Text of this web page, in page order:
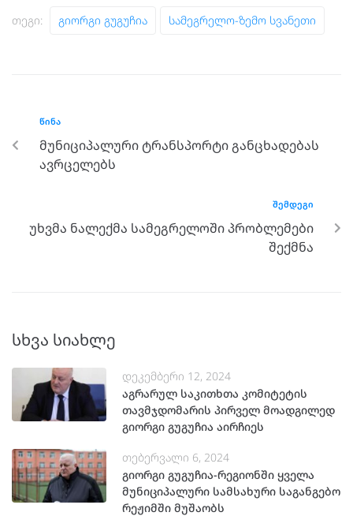
Თეგი: Გიორგი Გუგუჩია Სამეგრელო-Ზემო Სვანეთი
ᲬᲘᲜᲐ
მუნიციპალური ტრანსპორტი განცხადებას
ავრცელებს
ᲨᲔᲛᲓᲔᲒᲘ
უხვმა ნალექმა სამეგრელოში პრობლემები
შექმნა
სხვა სიახლე
დეკემბერი 12, 2024
აგრარულ საკითხთა კომიტეტის
თავმჯდომარის პირველ მოადგილედ
გიორგი გუგუჩია აირჩიეს
თებერვალი 6, 2024
გიორგი გუგუჩია-რეგიონში ყველა
მუნიციპალური სამსახური საგანგებო
რეჟიმში მუშაობს